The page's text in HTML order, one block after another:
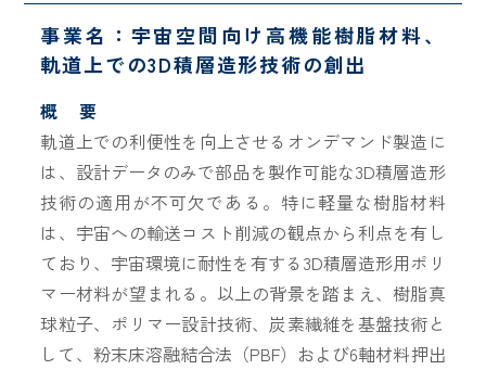
事業名：宇宙空間向け高機能樹脂材料、
軌道上での3D積層造形技術の創出
概 要
軌道上での利便性を向上させるオンデマンド製造に
は、設計データのみで部品を製作可能な3D積層造形
技術の適用が不可欠である。特に軽量な樹脂材料
は、宇宙への輸送コスト削減の観点から利点を有し
ており、宇宙環境に耐性を有する3D積層造形用ポリ
マー材料が望まれる。以上の背景を踏まえ、樹脂真
球粒子、ポリマー設計技術、炭素繊維を基盤技術と
して、粉末床溶融結合法（PBF）および6軸材料押出